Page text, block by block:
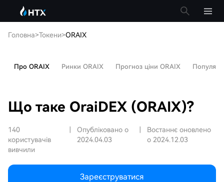
Головна>Токени>ORAIX
Про ORAIX Ринки ORAIX Прогноз ціни ORAIX
Що таке OraiDEX (ORAIX)?
140
користувачів
вивчили
Опубліковано о
2024.04.03
Востаннє оновлено
о 2024.12.03
Зареєструватися